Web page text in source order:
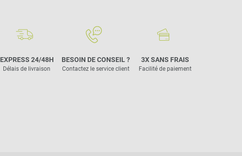
EXPRESS 24/48H
Délais de livraison
BESOIN DE CONSEIL ?
Contactez le service client
3X SANS FRAIS
Facilité de paiement